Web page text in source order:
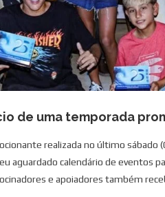
de uma temporada
realizada no último sábado
aguardado calendário de eventos
e apoiadores também